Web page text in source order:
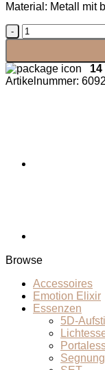
Material: Metall mit
Lotusduft
Menge
14
Artikelnummer:
Browse
Accessoires
Emotion Elixir
Essenzen
5D-